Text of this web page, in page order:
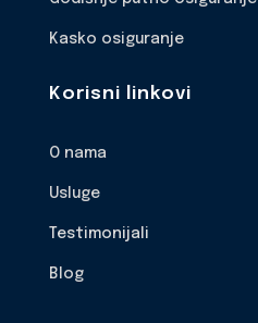
Kasko osiguranje
Korisni linkovi
O nama
Usluge
Testimonijali
Blog